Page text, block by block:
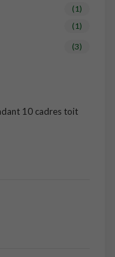
(1)
(1)
(3)
10 cadres toit